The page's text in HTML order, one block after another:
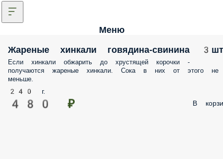
Меню
Жареные хинкали говядина-свинина 3шт
Если хинкали обжарить до хрустящей корочки -
получаются жареные хинкали. Сока в них от этого не
меньше.
240 г.
480 ₽ В